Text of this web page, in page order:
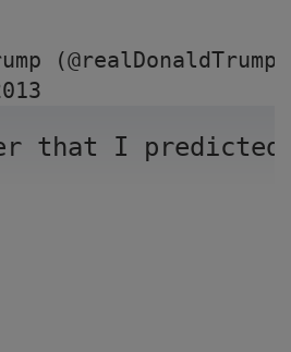
that I